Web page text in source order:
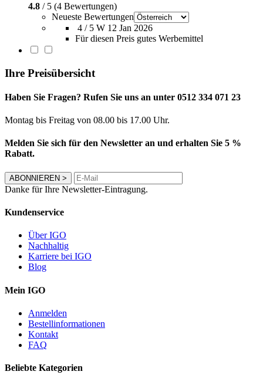
4.8 / 5 (4 Bewertungen)
Neueste Bewertungen
4 / 5 W 12 Jan 2026
Für diesen Preis gutes Werbemittel
Ihre Preisübersicht
Haben Sie Fragen? Rufen Sie uns an unter 0512 334 071 23
Montag bis Freitag von 08.00 bis 17.00 Uhr.
Melden Sie sich für den Newsletter an und erhalten Sie 5 %
Rabatt.
ABONNIEREN >
Danke für Ihre Newsletter-Eintragung.
Kundenservice
Über IGO
Nachhaltig
Karriere bei IGO
Blog
Mein IGO
Anmelden
Bestellinformationen
Kontakt
FAQ
Beliebte Kategorien